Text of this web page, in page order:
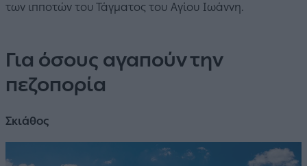
των ιπποτών του Τάγματος του Αγίου Ιωάννη.
Για όσους αγαπούν την
πεζοπορία
Σκιάθος